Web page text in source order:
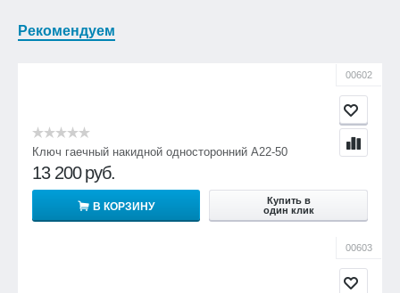
Рекомендуем
00602
Ключ гаечный накидной односторонний А22-50
13 200 руб.
В КОРЗИНУ
Купить в
один клик
00603